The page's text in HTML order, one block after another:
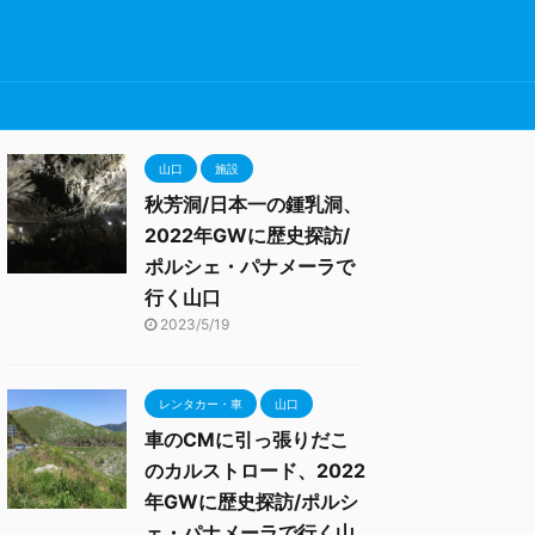
山口 施設
秋芳洞/日本一の鍾乳洞、
2022年GWに歴史探訪/
ポルシェ・パナメーラで
行く山口
2023/5/19
レンタカー・車 山口
車のCMに引っ張りだこ
のカルストロード、2022
年GWに歴史探訪/ポルシ